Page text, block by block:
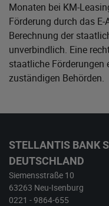
Monaten bei KM-
Förderung durch das
Berechnung der
unverbindlich. Eine
staatliche
zuständigen Behörden.
STELLANTIS BANK
DEUTSCHLAND
Siemensstraße 10
63263 Neu-Isenburg
0221 - 9864-655